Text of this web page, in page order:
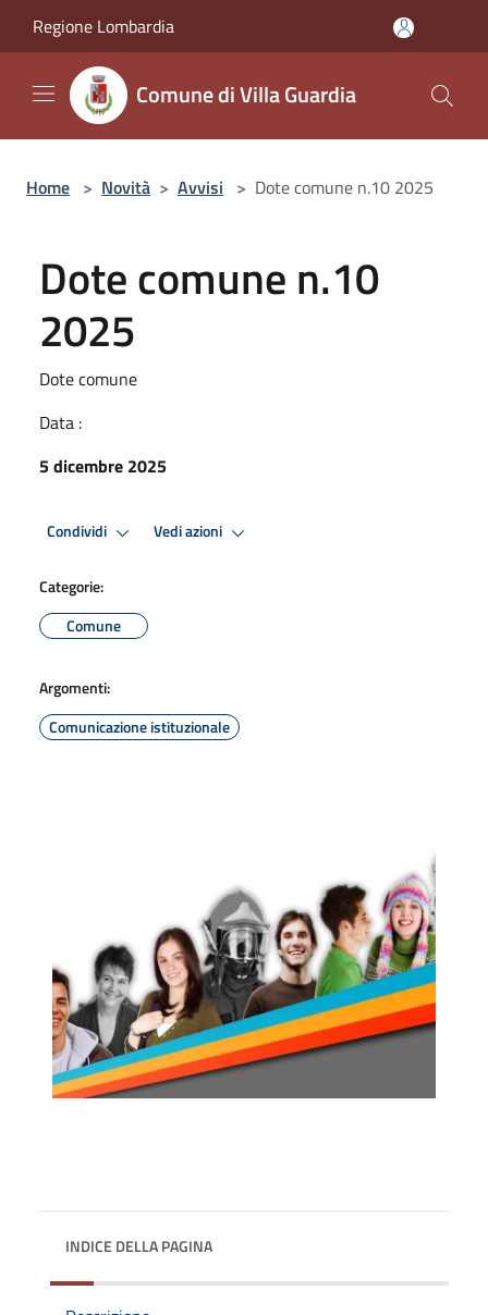
Regione Lombardia
Comune di Villa Guardia
Home > Novità > Avvisi > Dote comune n.10 2025
Dote comune n.10
2025
Dote comune
Data :
5 dicembre 2025
Condividi Vedi azioni
Categorie:
Comune
Argomenti:
Comunicazione istituzionale
INDICE DELLA PAGINA